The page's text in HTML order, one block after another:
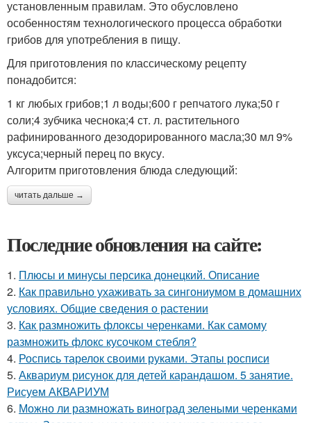
установленным правилам. Это обусловлено
особенностям технологического процесса обработки
грибов для употребления в пищу.
Для приготовления по классическому рецепту
понадобится:
1 кг любых грибов;1 л воды;600 г репчатого лука;50 г
соли;4 зубчика чеснока;4 ст. л. растительного
рафинированного дезодорированного масла;30 мл 9%
уксуса;черный перец по вкусу.
Алгоритм приготовления блюда следующий:
читать дальше →
Последние обновления на сайте:
1. Плюсы и минусы персика донецкий. Описание
2. Как правильно ухаживать за сингониумом в домашних
условиях. Общие сведения о растении
3. Как размножить флоксы черенками. Как самому
размножить флокс кусочком стебля?
4. Роспись тарелок своими руками. Этапы росписи
5. Аквариум рисунок для детей карандашом. 5 занятие.
Рисуем АКВАРИУМ
6. Можно ли размножать виноград зелеными черенками